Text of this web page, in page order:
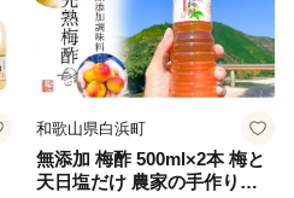
和歌山県白浜町
無添加 梅酢 500ml×2本 梅と
天日塩だけ 農家の手作り完